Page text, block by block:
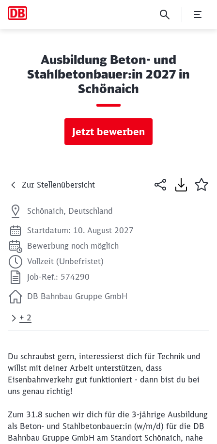
Ausbildung Beton- und
Stahlbetonbauer:in 2027 in
Schönaich
Jetzt bewerben
Zur Stellenübersicht
Schönaich, Deutschland
Startdatum: 10. August 2027
Bewerbung noch möglich
Vollzeit (Unbefristet)
Job-Ref.: 574290
DB Bahnbau Gruppe GmbH
+ 2
Du schraubst gern, interessierst dich für Technik und
willst mit deiner Arbeit unterstützen, dass
Eisenbahnverkehr gut funktioniert - dann bist du bei
uns genau richtig!
Zum 31.8 suchen wir dich für die 3-jährige Ausbildung
als Beton- und Stahlbetonbauer:in (w/m/d) für die DB
Bahnbau Gruppe GmbH am Standort Schönaich, nahe